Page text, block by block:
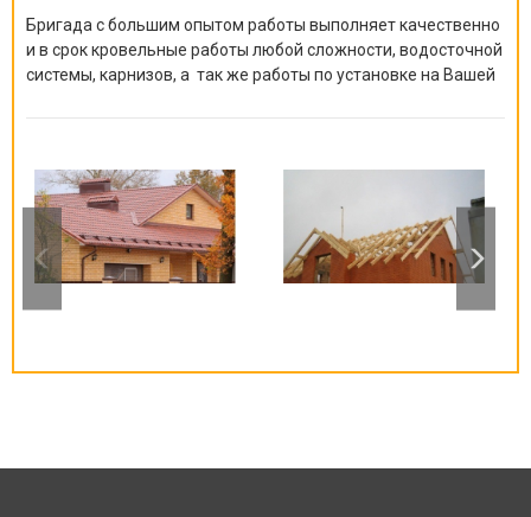
Бригада с большим опытом работы выполняет качественно
и в срок кровельные работы любой сложности, водосточной
системы, карнизов, а так же работы по установке на Вашей